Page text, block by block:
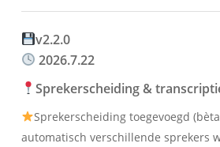
v2.2.0
2026.7.22
Sprekerscheiding &
Sprekerscheiding toegevoegd
automatisch verschillende sprekers